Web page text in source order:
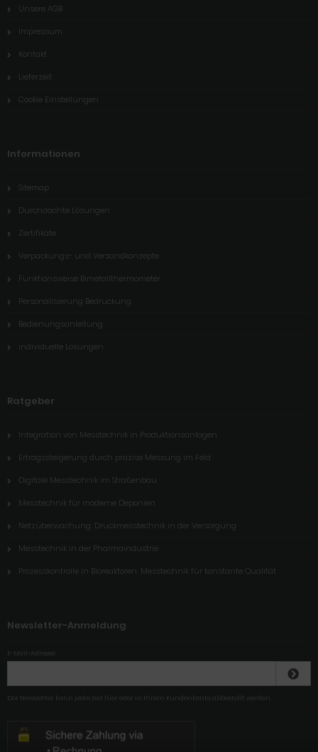
Unsere AGB
Impressum
Kontakt
Lieferzeit
Cookie Einstellungen
Informationen
Sitemap
Durchdachte Lösungen
Zertifikate
Verpackungs- und Versandkonzepte
Funktionsweise Bimetallthermometer
Personalisierung Bedruckung
Bedienungsanleitung
individuelle Lösungen
Ratgeber
Integration von Messtechnik in Produktionsanlagen
Ertragssteigerung durch präzise Messung im Feld
Digitale Messtechnik im Straßenbau
Messtechnik für moderne Deponien
Netzüberwachung: Druckmesstechnik in der Versorgung
Messtechnik in der Pharmaindustrie
Prozesskontrolle in Bioreaktoren: Messtechnik für konstante Qualität
Newsletter-Anmeldung
E-Mail-Adresse:
Der Newsletter kann jederzeit hier oder in Ihrem Kundenkonto abbestellt werden.